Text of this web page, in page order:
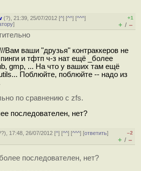
(?), 21:39, 25/07/2012 [^] [^^] [^^^]
]
+1
+ / –
ваши "друзья" контраккеров не
и тфтп ч-з нат ещё _более
gmp, ... На что у ваших там ещё
Поблюйте, поблюйте -- надо из
по сравнению с zfs.
последователен, нет?
), 17:48, 26/07/2012 [^] [^^] [^^^] [ответить]
–2
+ / –
последователен, нет?